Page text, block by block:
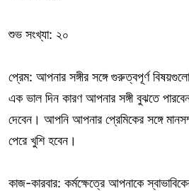
শুভ সংখ্যা: ২০
প্রেম: আপনার সঙ্গীর সঙ্গে গুরুত্বপূর্ণ
এক ভাল দিন কারণ আপনার সঙ্গী বুঝতে
দেবেন। আপনি আপনার প্রেমিকের সঙ্গে
পেরে খুশি হবেন।
কাজ-কারবার: কর্মক্ষেত্রে আপনাকে